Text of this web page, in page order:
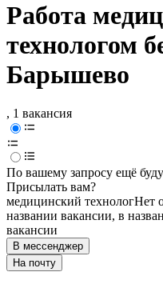
Работа
технологом
Барышево
, 1 вакансия
По вашему запросу ещё
Присылать вам?
медицинский технологНет
названии вакансии, в
вакансии
В мессенджер
На почту